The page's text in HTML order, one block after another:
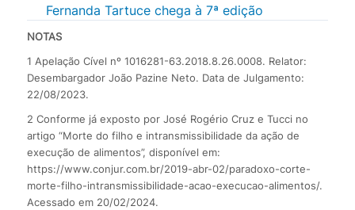
Fernanda Tartuce chega à 7ª edição
NOTAS
1 Apelação Cível nº 1016281-63.2018.8.26.0008. Relator:
Desembargador João Pazine Neto. Data de Julgamento:
22/08/2023.
2 Conforme já exposto por José Rogério Cruz e Tucci no
artigo “Morte do filho e intransmissibilidade da ação de
execução de alimentos”, disponível em:
https://www.conjur.com.br/2019-abr-02/paradoxo-corte-
morte-filho-intransmissibilidade-acao-execucao-alimentos/.
Acessado em 20/02/2024.